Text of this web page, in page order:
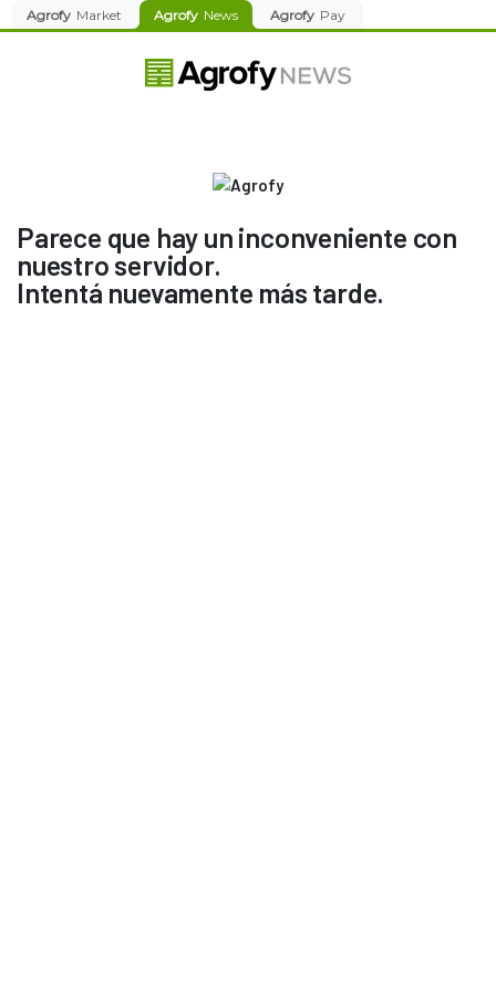
Agrofy Market Agrofy News Agrofy Pay
Parece que hay un inconveniente con
nuestro servidor.
Intentá nuevamente más tarde.